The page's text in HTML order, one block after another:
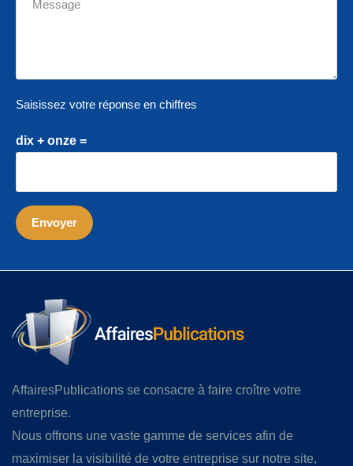
Saisissez votre réponse en chiffres
dix + onze =
AffairesPublications se consacre à faire croître votre
entreprise.
Nous offrons une vaste gamme de services afin de
maximiser la visibilité de votre entreprise sur notre site,